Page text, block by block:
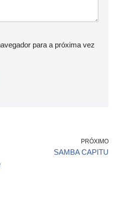
para a próxima vez
PRÓXIMO
SAMBA CAPITU